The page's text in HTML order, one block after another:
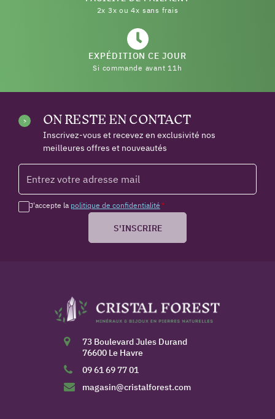
2x 3x ou 4x sans frais
EXPÉDITION CE JOUR
Si commande avant 11h
ON RESTE EN CONTACT
Inscrivez-vous et recevez en exclusivité nos
meilleures offres et nouveautés
J'accepte la politique de confidentialité *
S'INSCRIRE
73 Boulevard Jules Durand
76600 Le Havre
09 61 69 77 01
magasin@cristalforest.com